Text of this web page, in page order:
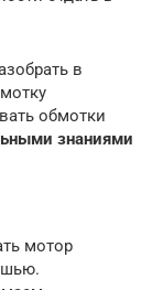
в
обмотки
знаниями
мотор